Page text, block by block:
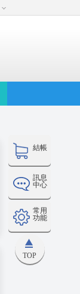
結帳
訊息
中心
常用
功能
TOP